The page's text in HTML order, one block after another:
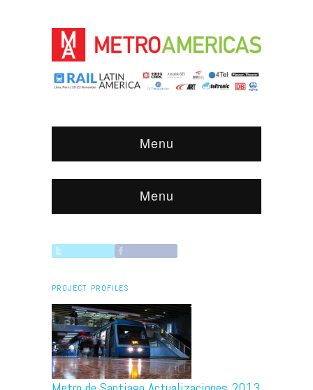
Menu
Menu
PROJECT PROFILES